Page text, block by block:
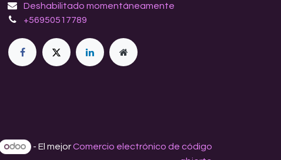
Deshabilitado momentáneamente
+56950517789
- El mejorComercio electrónico de código